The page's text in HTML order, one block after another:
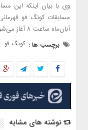
وی با بیان اینکه این
آبان‌ماه ساعت ۸ آغاز می‌شود و تا جمعه ادامه دارد.
برچسب ها : کونگ فو
نوشته های مشابه